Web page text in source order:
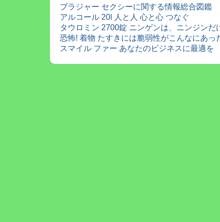
ブラジャー セクシーに関する情報総合図鑑
アルコール 20l 人と人 心と心 つなぐ
タウロミン 2700錠 ニンゲンは、ニンジンだ
恐怖! 着物 たすきには脆弱性がこんなにあっ
スマイル ファー あなたのビジネスに最適を